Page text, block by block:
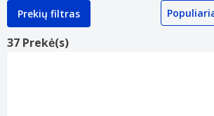
Prekių filtras
37 Prekė(s)